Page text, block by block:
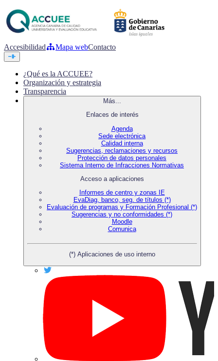
Accesibilidad Mapa webContacto
¿Qué es la ACCUEE?
Organización y estrategia
Transparencia
Más...
Enlaces de interés
Agenda
Sede electrónica
Calidad interna
Sugerencias, reclamaciones y recursos
Protección de datos personales
Sistema Interno de Infracciones Normativas
Acceso a aplicaciones
Informes de centro y zonas IE
EvaDiag, banco, seg. de títulos (*)
Evaluación de programas y Formación Profesional (*)
Sugerencias y no conformidades (*)
Moodle
Comunica
(*) Aplicaciones de uso interno